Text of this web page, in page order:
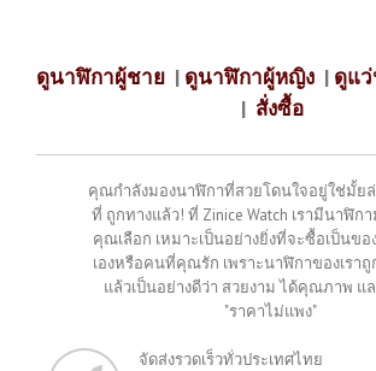
ดูนาฬิกาผู้ชาย | ดูนาฬิกาผู้หญิง | ดูแ
| สั่งซื้อ
คุณกำลังมองนาฬิกาที่สวยโดนใจอยู่ใช่มั้ย
ที่ ถูกทางแล้ว! ที่ Zinice Watch เรามีนาฬิก
คุณเลือก เหมาะเป็นอย่างยิ่งที่จะซื้อเป็นข
เองหรือคนที่คุณรัก เพราะนาฬิกาของเรา
แล้วเป็นอย่างดีว่า สวยงาม ได้คุณภาพ แ
"ราคาไม่แพง"
จัดส่งรวดเร็วทั่วประเทศไทย